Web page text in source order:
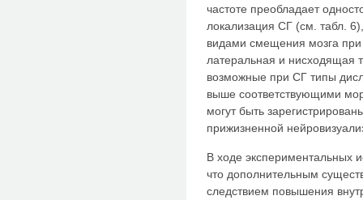
частоте преобладает
локализация СГ (см. табл.
видами смещения мозга
латеральная и нисходящая
возможные при СГ типы
выше соответствующими
могут быть
прижизненной
В ходе экспериментальных
что дополнительным
следствием повышения